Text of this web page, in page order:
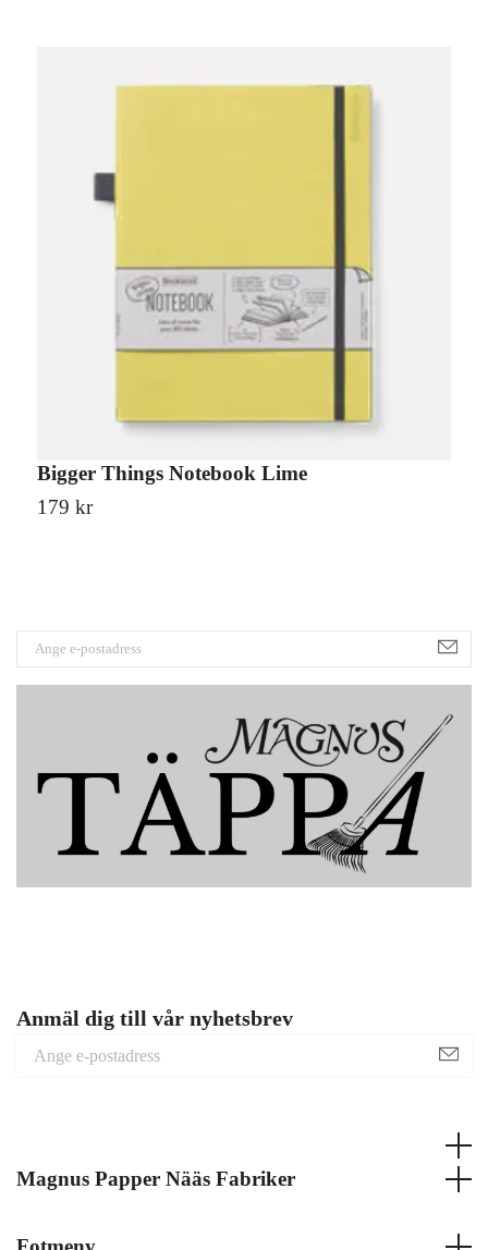
Bigger Things Notebook Lime
179 kr
Anmäl dig till vår nyhetsbrev
Magnus Papper Nääs Fabriker